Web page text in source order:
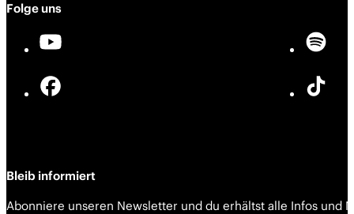
Folge uns
Bleib informiert
Abonniere unseren Newsletter und du erhältst alle Infos und